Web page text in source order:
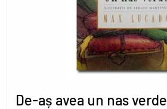
De-aș avea un nas verde